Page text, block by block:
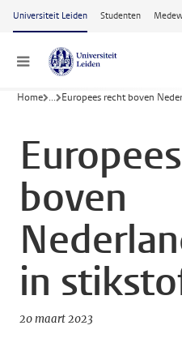
Ga naar hoofdinhoud
Universiteit Leiden Studenten
Menu
Home ... Europees recht boven
boven
in
20 maart 2023